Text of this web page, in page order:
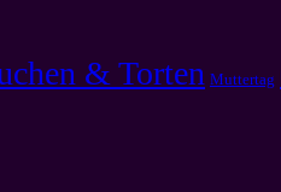
& Torten Muttertag